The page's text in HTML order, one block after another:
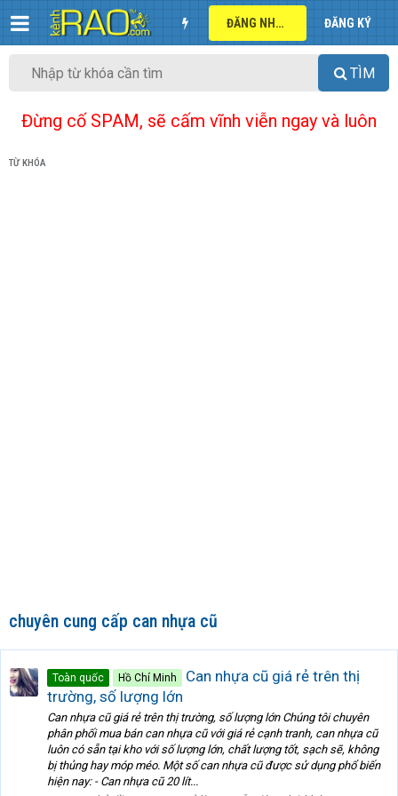
ĐĂNG NHẬP ĐĂNG KÝ
TÌM
Đừng cố SPAM, sẽ cấm vĩnh viễn ngay và luôn
TỪ KHÓA
chuyên cung cấp can nhựa cũ
Toàn quốc Hồ Chí Minh
Can nhựa cũ giá rẻ trên thị
trường, số lượng lớn
Can nhựa cũ giá rẻ trên thị trường, số lượng lớn Chúng tôi chuyên
phân phối mua bán can nhựa cũ với giá rẻ cạnh tranh, can nhựa cũ
luôn có sẵn tại kho với số lượng lớn, chất lượng tốt, sạch sẽ, không
bị thủng hay móp méo. Một số can nhựa cũ được sử dụng phổ biến
hiện nay: - Can nhựa cũ 20 lít...